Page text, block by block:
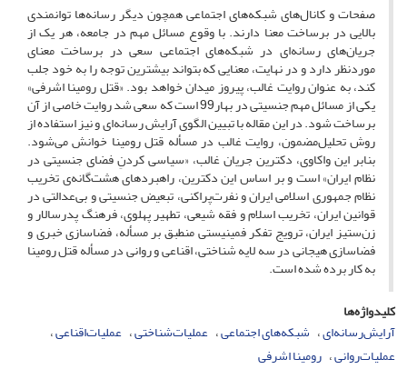
صفحات و کانال‌های شبکه‌های اجتماعی همچون دیگر رسانه‌ها توانمندی
بالایی در برساخت معنا دارند. با وقوع مسائل مهم در جامعه، هر یک از
جریان‌های رسانه‌ای در شبکه‌های اجتماعی سعی در برساخت معنای
موردنظر دارد و در نهایت، معنایی که بتواند بیشترین توجه را به خود جلب
کند، به عنوان روایت غالب، پیروز میدان خواهد بود. «قتل رومینا اشرفی»
یکی از مسائل مهم جنسیتی در بهار99 است که سعی شد روایت خاصی از آن
برساخت شود. در این مقاله با تبیین الگوی آرایش رسانه‌ای و نیز استفاده از
روش تحلیل‌مضمون، روایت غالب در مسأله قتل رومینا خوانش می‌شود.
بنابر این واکاوی، دکترین جریان غالب، «سیاسی کردنِ فضای جنسیتی در
نظام ایران» است و بر اساس این دکترین، راهبردهای هشت‌گانه‌ی تخریب
نظام جمهوری اسلامی ایران و نفرت‌پراکنی، تبعیض جنسیتی و بی‌عدالتی در
قوانین ایران، تخریب اسلام و فقه شیعی، تطهیر پهلوی، فرهنگ پدرسالار و
زن‌ستیز ایران، ترویج تفکر فمینیستی منطبق بر مسأله، فضاسازی خبری و
فضاسازی هیجانی در سه لایه شناختی، اقناعی و روانی در مسأله قتل رومینا
به کار برده شده است.
کلیدواژه‌ها
آرایش‌رسانه‌ای شبکه‌های اجتماعی عملیات‌شناختی عملیات‌اقناعی
عملیات‌روانی رومینا اشرفی